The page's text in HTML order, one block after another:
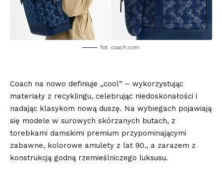
fot. coach.com
Coach na nowo definiuje „cool” – wykorzystując
materiały z recyklingu, celebrując niedoskonałości i
nadając klasykom nową duszę. Na wybiegach pojawiają
się modele w surowych skórzanych butach, z
torebkami damskimi premium przypominającymi
zabawne, kolorowe amulety z lat 90., a zarazem z
konstrukcją godną rzemieślniczego luksusu.